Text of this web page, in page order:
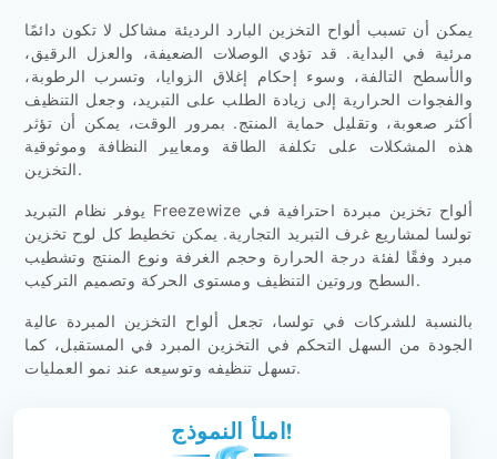
يمكن أن تسبب ألواح التخزين البارد الرديئة مشاكل لا تكون دائمًا
مرئية في البداية. قد تؤدي الوصلات الضعيفة، والعزل الرقيق،
والأسطح التالفة، وسوء إحكام إغلاق الزوايا، وتسرب الرطوبة،
والفجوات الحرارية إلى زيادة الطلب على التبريد، وجعل التنظيف
أكثر صعوبة، وتقليل حماية المنتج. بمرور الوقت، يمكن أن تؤثر
هذه المشكلات على تكلفة الطاقة ومعايير النظافة وموثوقية
التخزين.
يوفر نظام التبريد Freezewize ألواح تخزين مبردة احترافية في
تولسا لمشاريع غرف التبريد التجارية. يمكن تخطيط كل لوح تخزين
مبرد وفقًا لفئة درجة الحرارة وحجم الغرفة ونوع المنتج وتشطيب
السطح وروتين التنظيف ومستوى الحركة وتصميم التركيب.
بالنسبة للشركات في تولسا، تجعل ألواح التخزين المبردة عالية
الجودة من السهل التحكم في التخزين المبرد في المستقبل، كما
تسهل تنظيفه وتوسيعه عند نمو العمليات.
املأ النموذج!